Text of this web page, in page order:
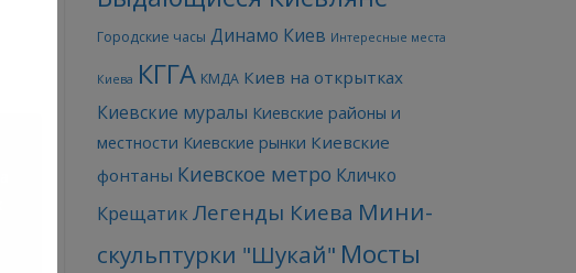
Городские часы Динамо Киев Интересные места
Киева КГГА КМДА Киев на открытках
Киевские муралы Киевские районы и
местности Киевские рынки Киевские
фонтаны Киевское метро Кличко
КрещатикЛегенды Киева Мини-
скульптурки "Шукай" Мосты